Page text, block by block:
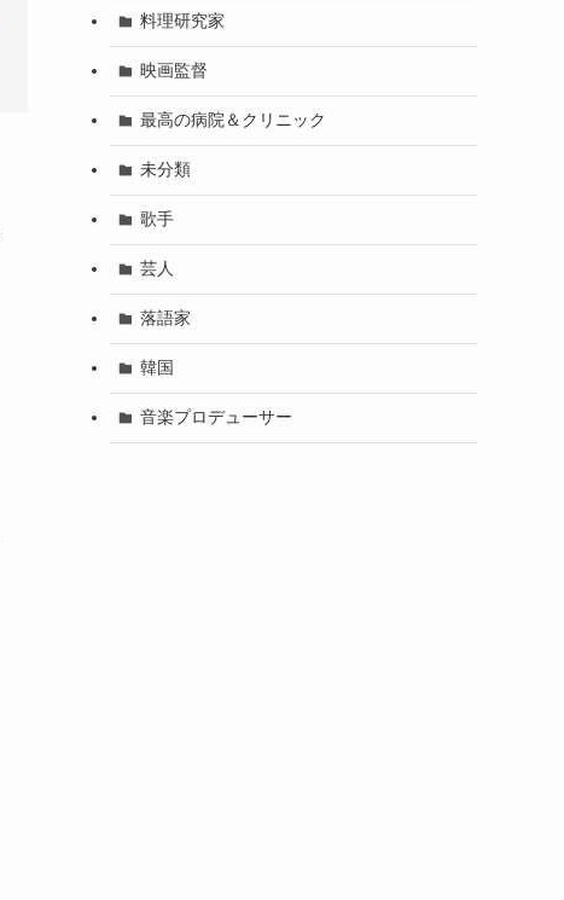
料理研究家
映画監督
最高の病院＆クリニック
未分類
歌手
芸人
落語家
韓国
音楽プロデューサー